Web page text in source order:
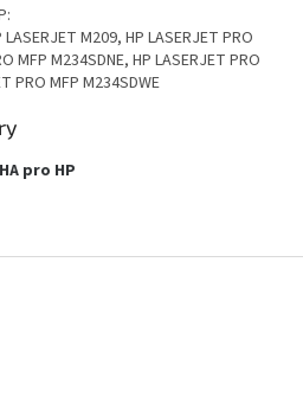
M209, HP LASERJET PRO
MFP M234SDNE, HP LASERJET PRO
PRO MFP M234SDWE
pro HP